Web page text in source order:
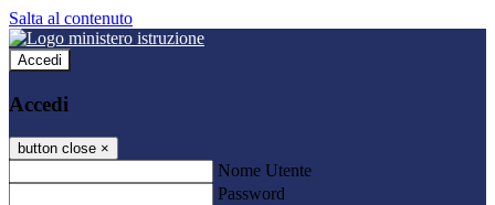
Salta al contenuto
Accedi
Accedi
button close ×
Nome Utente
Password